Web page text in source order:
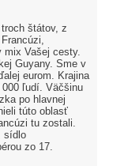
štátov, z
mix Vašej cesty.
Guyany. Sme v
eurom. Krajina
ľudí. Väčšinu
po hlavnej
túto oblasť
tu zostali.
sídlo
zo 17.